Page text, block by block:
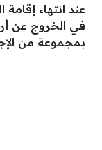
عند انتهاء
في الخروج عن
بمجموعة من